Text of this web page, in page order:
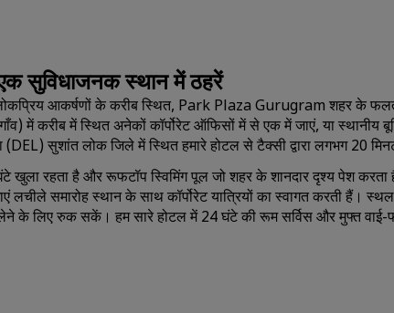
सुविधाजनक स्थान में ठहरें
आकर्षणों के करीब स्थित, Park Plaza Gurugram शहर के
में करीब में स्थित अनेकों कॉर्पोरेट ऑफिसों में से एक में जाएं, या स्थानीय
सुशांत लोक जिले में स्थित हमारे होटल से टैक्सी द्वारा लगभग 20
रहता है और रूफटॉप स्विमिंग पूल जो शहर के शानदार दृश्य पेश
समारोह स्थान के साथ कॉर्पोरेट यात्रियों का स्वागत करती हैं। स्थल
के लिए रुक सकें। हम सारे होटल में 24 घंटे की रूम सर्विस और मुफ्त